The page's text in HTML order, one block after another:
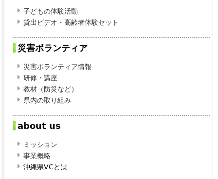
子どもの体験活動
貸出ビデオ・高齢者体験セット
災害ボランティア
災害ボランティア情報
研修・講座
教材（防災など）
県内の取り組み
about us
ミッション
事業概略
沖縄県VCとは